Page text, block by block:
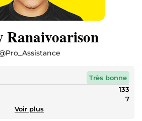
Pro_Assistance
Très bonne
133
7
Voir plus